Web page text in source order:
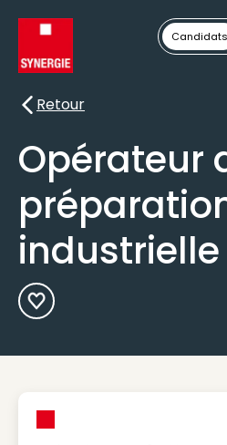
Candidats
Retour
Retour
Opérateur
industrielle
Ajouter aux Favoris